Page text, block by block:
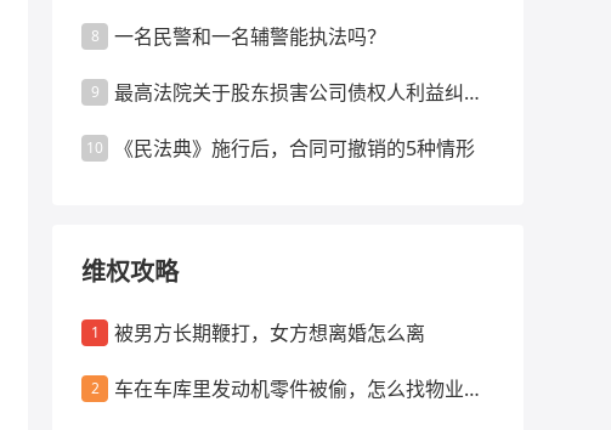
8 一名民警和一名辅警能执法吗？
9
最高法院关于股东损害公司债权人利益纠纷
10 《民法典》施行后，合同可撤销的5种情形
维权攻略
1 被男方长期鞭打，女方想离婚怎么离
2
车在车库里发动机零件被偷，怎么找物业索